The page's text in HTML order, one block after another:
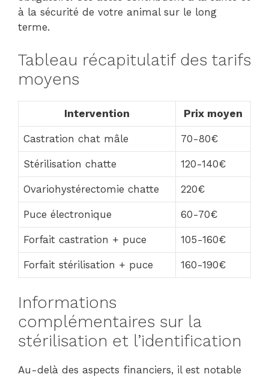
à la sécurité de votre animal sur le long
terme.
Tableau récapitulatif des tarifs
moyens
Intervention Prix moyen
Castration chat mâle 70-80€
Stérilisation chatte 120-140€
Ovariohystérectomie chatte 220€
Puce électronique 60-70€
Forfait castration + puce 105-160€
Forfait stérilisation + puce 160-190€
Informations
complémentaires sur la
stérilisation et l’identification
Au-delà des aspects financiers, il est notable